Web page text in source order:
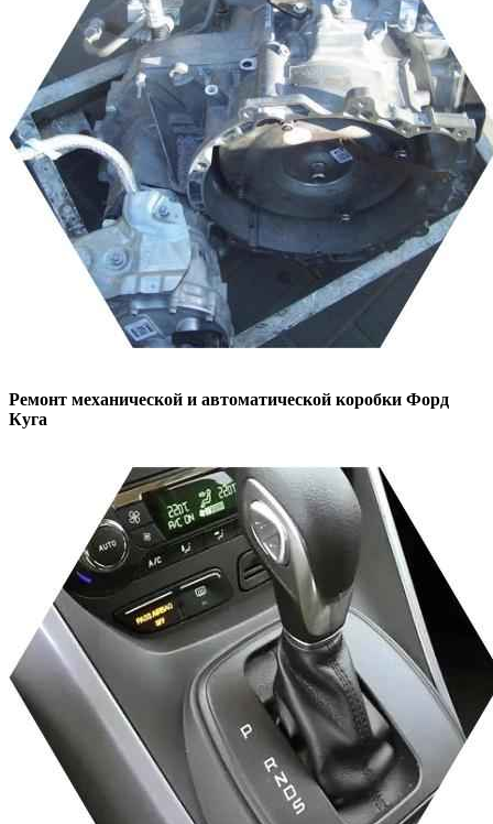
Ремонт механической и автоматической коробки Форд
Куга